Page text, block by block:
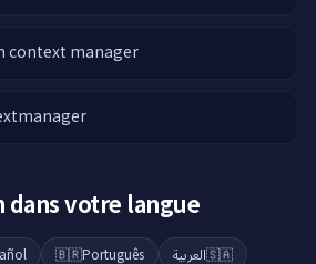
context manager
dans votre langue
🇧🇷Português 🇸🇦العربية